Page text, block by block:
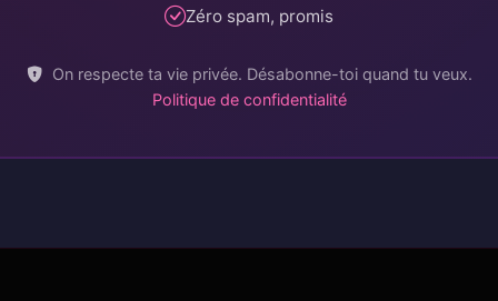
Zéro spam, promis
On respecte ta vie privée. Désabonne-toi quand tu veux.
Politique de confidentialité